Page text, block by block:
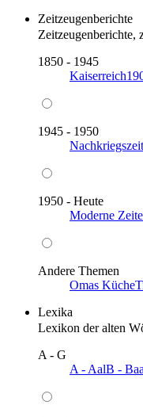
Zeitzeugenberichte
Zeitzeugenberichte,
1850 - 1945
Kaiserreich
1945 - 1950
Nachkriegszeit
1950 - Heute
Moderne
Andere Themen
Omas Küche
Lexika
Lexikon der alten
A - G
A - AalB -